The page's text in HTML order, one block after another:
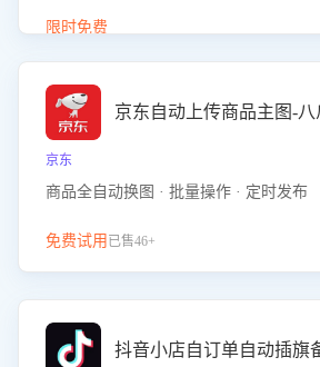
初始化时间，助力企业快速启动智能客
限时免费
京东自动上传商品主图-八
京东
商品全自动换图 · 批量操作 · 定时发布
免费试用 已售46+
抖音小店自订单自动插旗